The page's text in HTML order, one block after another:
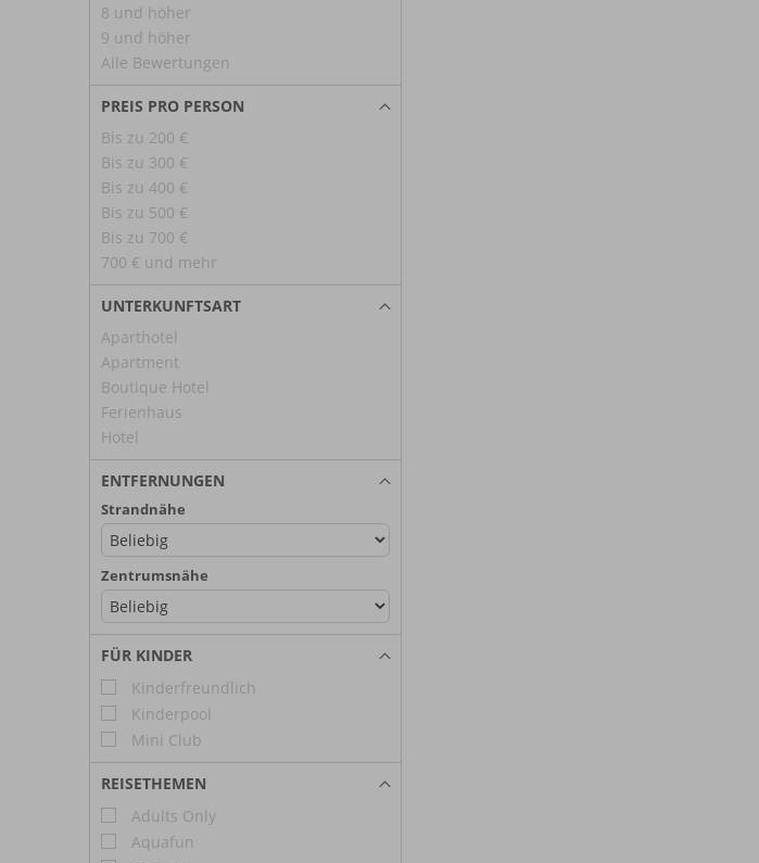
8 und höher
9 und höher
Alle Bewertungen
PREIS PRO PERSON
Bis zu 200 €
Bis zu 300 €
Bis zu 400 €
Bis zu 500 €
Bis zu 700 €
700 € und mehr
UNTERKUNFTSART
Aparthotel
Apartment
Boutique Hotel
Ferienhaus
Hotel
ENTFERNUNGEN
Strandnähe
Zentrumsnähe
FÜR KINDER
Kinderfreundlich
Kinderpool
Mini Club
REISETHEMEN
Adults Only
Aquafun